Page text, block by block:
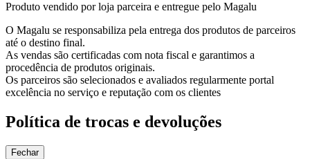
Produto vendido por loja parceira e entregue pelo Magalu
O Magalu se responsabiliza pela entrega dos produtos de parceiros
até o destino final.
As vendas são certificadas com nota fiscal e garantimos a
procedência de produtos originais.
Os parceiros são selecionados e avaliados regularmente portal
excelência no serviço e reputação com os clientes
Política de trocas e devoluções
Fechar